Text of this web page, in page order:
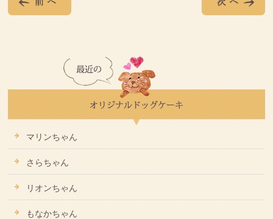
マリンちゃん
さらちゃん
リオンちゃん
もなかちゃん